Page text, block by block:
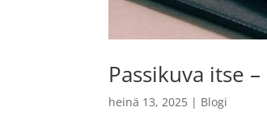
Passikuva itse
heinä 13, 2025 | Blogi